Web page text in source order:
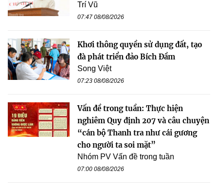
Trí Vũ
07:47 08/08/2026
Khơi thông quyền sử dụng đất, tạo
đà phát triển đảo Bích Đầm
Song Việt
07:23 08/08/2026
Vấn đề trong tuần: Thực hiện
nghiêm Quy định 207 và câu chuyện
“cán bộ Thanh tra như cái gương
cho người ta soi mặt”
Nhóm PV Vấn đề trong tuần
07:00 08/08/2026